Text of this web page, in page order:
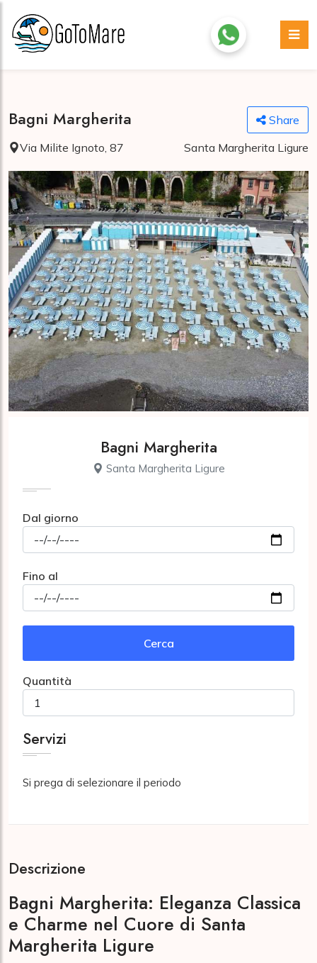
Bagni Margherita
Share
Via Milite Ignoto, 87
Santa Margherita Ligure
Bagni Margherita
Santa Margherita Ligure
Dal giorno
Fino al
Cerca
Quantità
Servizi
Si prega di selezionare il periodo
Descrizione
Bagni Margherita: Eleganza Classica
e Charme nel Cuore di Santa
Margherita Ligure